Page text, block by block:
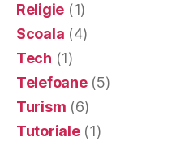
Religie (1)
Scoala (4)
Tech (1)
Telefoane(5)
Turism (6)
Tutoriale(1)